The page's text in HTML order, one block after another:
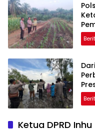
Ketua DPRD Inhu